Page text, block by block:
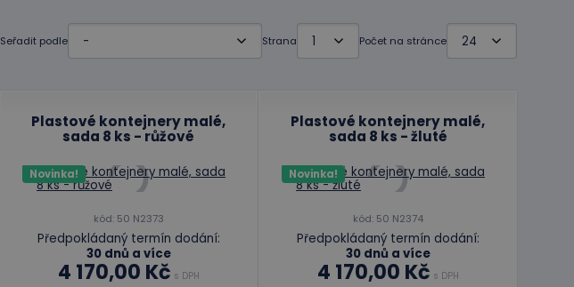
Seřadit podle Strana Počet na stránce
Plastové kontejnery malé,
sada 8 ks - růžové
Novinka!
kód: 50 N2373
Předpokládaný termín dodání:
30 dnů a více
4 170,00 Kč s DPH
Plastové kontejnery malé,
sada 8 ks - žluté
Novinka!
kód: 50 N2374
Předpokládaný termín dodání:
30 dnů a více
4 170,00 Kč s DPH